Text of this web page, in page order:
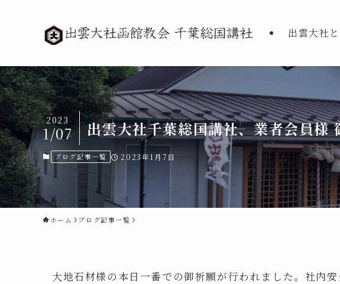
出雲大社
出雲大社千葉総国講社、業者会員様
2023
1/07
ブログ記事一覧 2023年1月7日
ホーム ブログ記事一覧
大地石材様の本日一番での御祈願が行われました。社内